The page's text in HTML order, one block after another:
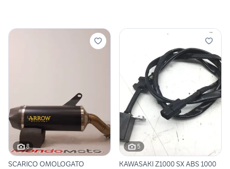
8
SCARICO OMOLOGATO
5
KAWASAKI Z1000 SX ABS 1000